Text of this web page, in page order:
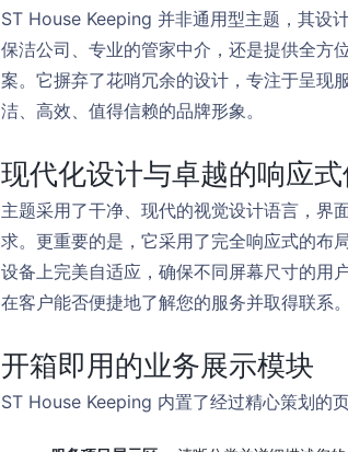
ST House Keeping 并非通用型主题，其设
保洁公司、专业的管家中介，还是提供全方
案。它摒弃了花哨冗余的设计，专注于呈现
洁、高效、值得信赖的品牌形象。
现代化设计与卓越的响应
主题采用了干净、现代的视觉设计语言，界
求。更重要的是，它采用了完全响应式的布
设备上完美自适应，确保不同屏幕尺寸的用
在客户能否便捷地了解您的服务并取得联系。
开箱即用的业务展示模块
ST House Keeping 内置了经过精心策划的